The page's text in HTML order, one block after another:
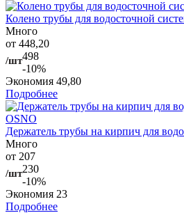
Колено трубы для водосточной
Много
от 448,20
/шт498
-10%
Экономия 49,80
Подробнее
Держатель трубы на кирпич для
Много
от 207
/шт230
-10%
Экономия 23
Подробнее